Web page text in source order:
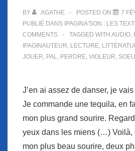
BY AGATHE POSTED ON
7
PUBLIÉ DANS IPAGINA'SON : LES
COMMENTS
TAGGED WITH AUDIO,
IPAGINAUTEUR, LECTURE,
JOUER, PAL, PERDRE, VIOLEUR,
J’en ai assez de danser, je vais
Je commande une tequila, en
mon plus grand sourire.
yeux dans les miens (…) Voilà,
mon plus beau sourire, deux